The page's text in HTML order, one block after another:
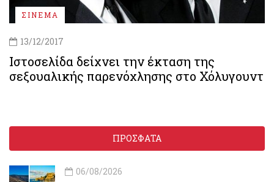
ΣΙΝΕΜΑ
13/12/2017
Ιστοσελίδα δείχνει την έκταση της
σεξουαλικής παρενόχλησης στο Χόλυγουντ
ΠΡΟΣΦΑΤΑ
06/08/2026